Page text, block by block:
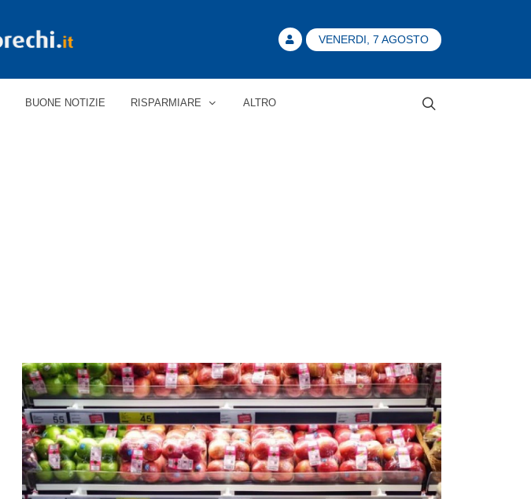
VENERDI, 7 AGOSTO
BUONE NOTIZIE RISPARMIARE ALTRO